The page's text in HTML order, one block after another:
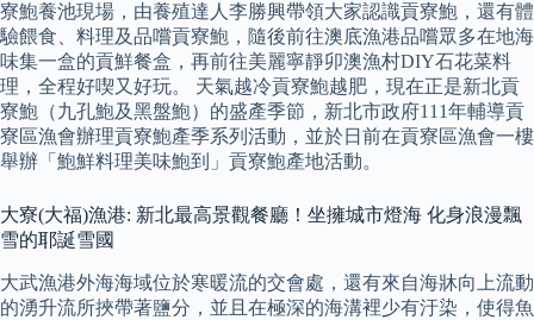
寮鮑養池現場，由養殖達人李勝興帶領大家認識貢寮鮑，還有體
驗餵食、料理及品嚐貢寮鮑，隨後前往澳底漁港品嚐眾多在地海
味集一盒的貢鮮餐盒，再前往美麗寧靜卯澳漁村DIY石花菜料
理，全程好喫又好玩。 天氣越冷貢寮鮑越肥，現在正是新北貢
寮鮑（九孔鮑及黑盤鮑）的盛產季節，新北市政府111年輔導貢
寮區漁會辦理貢寮鮑產季系列活動，並於日前在貢寮區漁會一樓
舉辦「鮑鮮料理美味鮑到」貢寮鮑產地活動。
大寮(大福)漁港: 新北最高景觀餐廳！坐擁城市燈海 化身浪漫飄
雪的耶誕雪國
大武漁港外海海域位於寒暖流的交會處，還有來自海牀向上流動
的湧升流所挾帶著鹽分，並且在極深的海溝裡少有汙染，使得魚